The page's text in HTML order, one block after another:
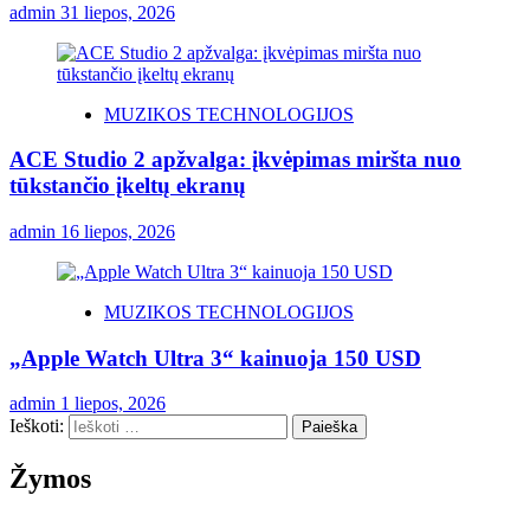
admin 31 liepos, 2026
MUZIKOS TECHNOLOGIJOS
ACE Studio 2 apžvalga: įkvėpimas miršta nuo
tūkstančio įkeltų ekranų
admin 16 liepos, 2026
MUZIKOS TECHNOLOGIJOS
„Apple Watch Ultra 3“ kainuoja 150 USD
admin 1 liepos, 2026
Ieškoti:
Žymos